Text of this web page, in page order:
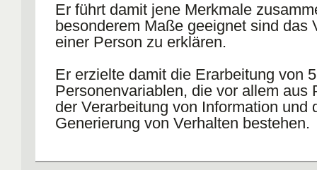
Er führt damit jene Merkmale
besonderem Maße geeignet sind das
einer Person zu erklären.
Er erzielte damit die Erarbeitung von 5
Personenvariablen, die vor allem aus
der Verarbeitung von Information und
Generierung von Verhalten bestehen.